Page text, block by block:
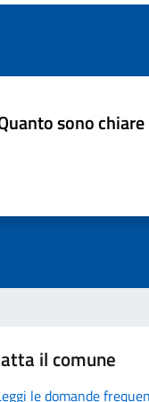
sono
il comune
le domande